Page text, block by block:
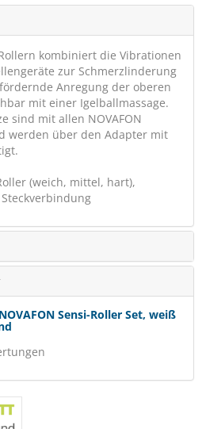
kombiniert die Vibrationen
zur Schmerzlinderung
Anregung der oberen
mit einer Igelballmassage.
sind mit allen NOVAFON
werden über den Adapter mit
(weich, mittel, hart),
Sensi-Roller Set, weiß